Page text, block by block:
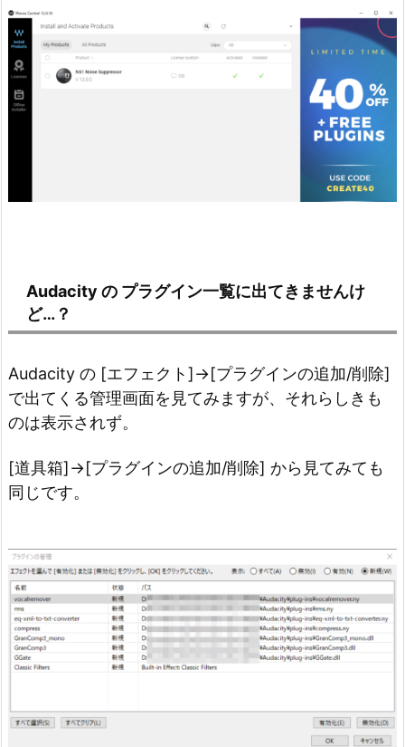
Audacity の プラグイン一覧に出てきませんけ
ど…？
Audacity の [エフェクト]→[プラグインの追加/削除]
で出てくる管理画面を見てみますが、それらしきも
のは表示されず。
[道具箱]→[プラグインの追加/削除] から見てみても
同じです。